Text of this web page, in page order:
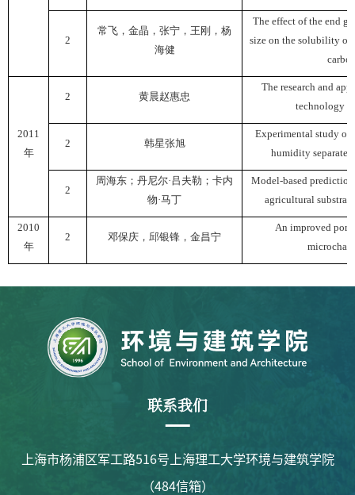
2
常飞，金晶，张宁，王刚，杨
海健
The effect of the end
size on the solubility of
2011
年
2 黄晨赵惠忠
The research and
technology
2 韩星张旭
Experimental study on
humidity separate
2
周海东；丹尼尔·吕夫勒；卡内
物·马丁
Model-based
agricultural
2010
年
2 邓保庆，邱银锋，金昌宁
An improved
联系我们
上海市杨浦区军工路516号上海理工大学环境与建筑学院
（484信箱）